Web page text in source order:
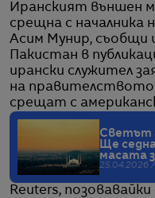
Иранският външен
срещна с началника
Асим Мунир, съобщи
Пакистан в
ирански служител
на правителството
срещат с
Светът
Ще
масата
25.04.2026
Reuters,